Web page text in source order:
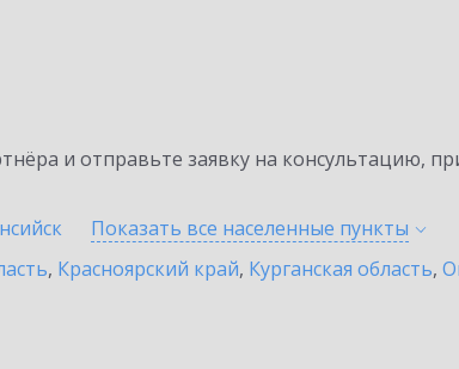
и отправьте заявку на консультацию,
Показать все населенные пункты
, Красноярский край, Курганская область,